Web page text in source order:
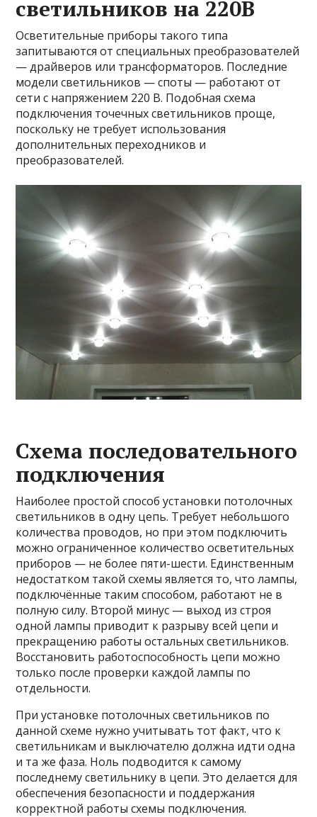
светильников на 220В
Осветительные приборы такого типа
запитываются от специальных преобразователей
— драйверов или трансформаторов. Последние
модели светильников — споты — работают от
сети с напряжением 220 В. Подобная схема
подключения точечных светильников проще,
поскольку не требует использования
дополнительных переходников и
преобразователей.
Схема последовательного
подключения
Наиболее простой способ установки потолочных
светильников в одну цепь. Требует небольшого
количества проводов, но при этом подключить
можно ограниченное количество осветительных
приборов — не более пяти-шести. Единственным
недостатком такой схемы является то, что лампы,
подключённые таким способом, работают не в
полную силу. Второй минус — выход из строя
одной лампы приводит к разрыву всей цепи и
прекращению работы остальных светильников.
Восстановить работоспособность цепи можно
только после проверки каждой лампы по
отдельности.
При установке потолочных светильников по
данной схеме нужно учитывать тот факт, что к
светильникам и выключателю должна идти одна
и та же фаза. Ноль подводится к самому
последнему светильнику в цепи. Это делается для
обеспечения безопасности и поддержания
корректной работы схемы подключения.